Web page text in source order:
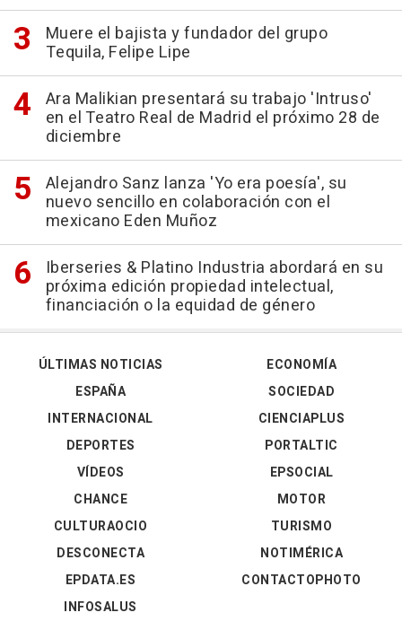
Muere el bajista y fundador del grupo
Tequila, Felipe Lipe
Ara Malikian presentará su trabajo 'Intruso'
en el Teatro Real de Madrid el próximo 28 de
diciembre
Alejandro Sanz lanza 'Yo era poesía', su
nuevo sencillo en colaboración con el
mexicano Eden Muñoz
Iberseries & Platino Industria abordará en su
próxima edición propiedad intelectual,
financiación o la equidad de género
ÚLTIMAS NOTICIAS
ESPAÑA
INTERNACIONAL
DEPORTES
VÍDEOS
ECONOMÍA
SOCIEDAD
CIENCIAPLUS
PORTALTIC
EPSOCIAL
CHANCE
CULTURAOCIO
DESCONECTA
EPDATA.ES
INFOSALUS
MOTOR
TURISMO
NOTIMÉRICA
CONTACTOPHOTO